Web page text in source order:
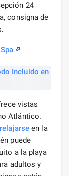
24
consigna de
vistas
Atlántico.
relajarse en la
puede
a la playa
adultos y